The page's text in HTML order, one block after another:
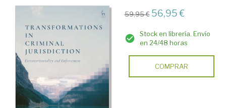
59,95 € 56,95 €
Stock en librería. Envío
en 24/48 horas
COMPRAR